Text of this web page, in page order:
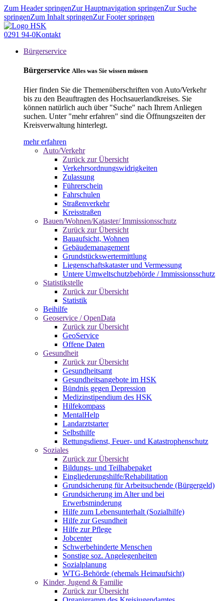
Zum Header springenZur Hauptnavigation springenZur Suche
springenZum Inhalt springenZur Footer springen
0291 94-0Kontakt
Bürgerservice
Bürgerservice Alles was Sie wissen müssen
Hier finden Sie die Themenüberschriften von Auto/Verkehr
bis zu den Beauftragten des Hochsauerlandkreises. Sie
können natürlich auch über "Suche" nach Ihrem Anliegen
suchen. Unter "mehr erfahren" sind die Öffnungszeiten der
Kreisverwaltung hinterlegt.
mehr erfahren
Auto/Verkehr
Zurück zur Übersicht
Verkehrsordnungswidrigkeiten
Zulassung
Führerschein
Fahrschulen
Straßenverkehr
Kreisstraßen
Bauen/Wohnen/Kataster/ Immissionsschutz
Zurück zur Übersicht
Bauaufsicht, Wohnen
Gebäudemanagement
Grundstückswertermittlung
Liegenschaftskataster und Vermessung
Untere Umweltschutzbehörde / Immissionsschutz
Statistikstelle
Zurück zur Übersicht
Statistik
Beihilfe
Geoservice / OpenData
Zurück zur Übersicht
GeoService
Offene Daten
Gesundheit
Zurück zur Übersicht
Gesundheitsamt
Gesundheitsangebote im HSK
Bündnis gegen Depression
Medizinstipendium des HSK
Hilfekompass
MentalHelp
Landarztstarter
Selbsthilfe
Rettungsdienst, Feuer- und Katastrophenschutz
Soziales
Zurück zur Übersicht
Bildungs- und Teilhabepaket
Eingliederungshilfe/Rehabilitation
Grundsicherung für Arbeitsuchende (Bürgergeld)
Grundsicherung im Alter und bei
Erwerbsminderung
Hilfe zum Lebensunterhalt (Sozialhilfe)
Hilfe zur Gesundheit
Hilfe zur Pflege
Jobcenter
Schwerbehinderte Menschen
Sonstige soz. Angelegenheiten
Sozialplanung
WTG-Behörde (ehemals Heimaufsicht)
Kinder, Jugend & Familie
Zurück zur Übersicht